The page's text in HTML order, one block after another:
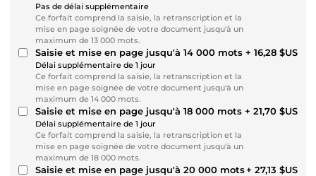
Pas de délai supplémentaire
Ce forfait comprend la saisie, la retranscription et la
mise en page soignée de votre document jusqu'à un
maximum de 13 000 mots.
Saisie et mise en page jusqu'à 14 000 mots
Délai supplémentaire de 1 jour
Ce forfait comprend la saisie, la retranscription et la
mise en page soignée de votre document jusqu'à un
maximum de 14 000 mots.
+ 16,28 $US
Saisie et mise en page jusqu'à 18 000 mots
Délai supplémentaire de 1 jour
Ce forfait comprend la saisie, la retranscription et la
mise en page soignée de votre document jusqu'à un
maximum de 18 000 mots.
+ 21,70 $US
Saisie et mise en page jusqu'à 20 000 mots+ 27,13 $US